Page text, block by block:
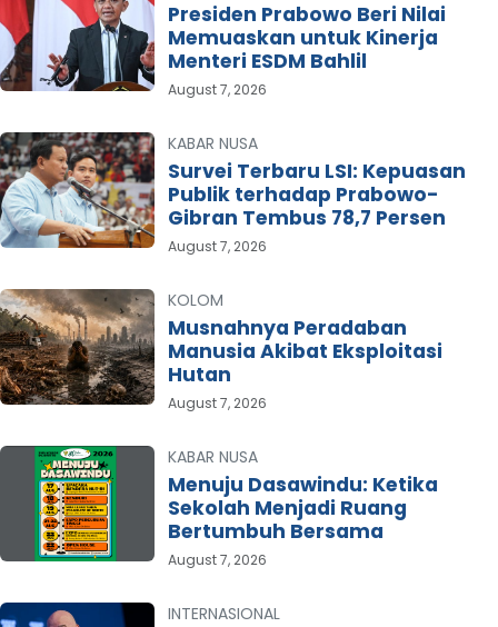
Presiden Prabowo Beri Nilai
Memuaskan untuk Kinerja
Menteri ESDM Bahlil
August 7, 2026
KABAR NUSA
Survei Terbaru LSI: Kepuasan
Publik terhadap Prabowo-
Gibran Tembus 78,7 Persen
August 7, 2026
KOLOM
Musnahnya Peradaban
Manusia Akibat Eksploitasi
Hutan
August 7, 2026
KABAR NUSA
Menuju Dasawindu: Ketika
Sekolah Menjadi Ruang
Bertumbuh Bersama
August 7, 2026
INTERNASIONAL